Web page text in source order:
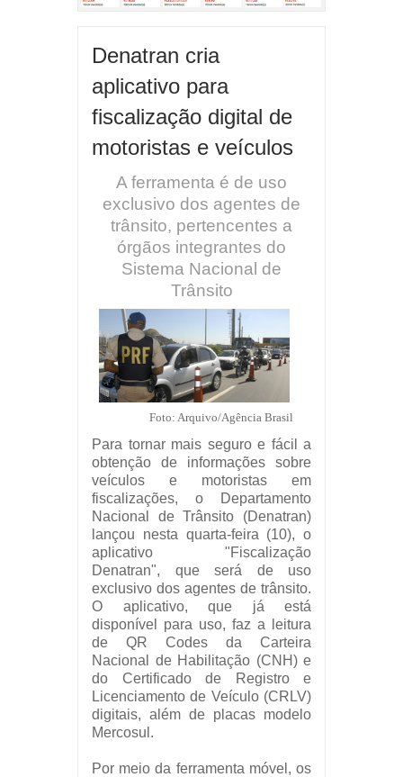
Denatran cria
aplicativo para
fiscalização digital de
motoristas e veículos
A ferramenta é de uso
exclusivo dos agentes de
trânsito, pertencentes a
órgãos integrantes do
Sistema Nacional de
Trânsito
Foto: Arquivo/Agência Brasil
Para tornar mais seguro e fácil a
obtenção de informações sobre
veículos e motoristas em
fiscalizações, o Departamento
Nacional de Trânsito (Denatran)
lançou nesta quarta-feira (10), o
aplicativo "Fiscalização
Denatran", que será de uso
exclusivo dos agentes de trânsito.
O aplicativo, que já está
disponível para uso, faz a leitura
de QR Codes da Carteira
Nacional de Habilitação (CNH) e
do Certificado de Registro e
Licenciamento de Veículo (CRLV)
digitais, além de placas modelo
Mercosul.
Por meio da ferramenta móvel, os